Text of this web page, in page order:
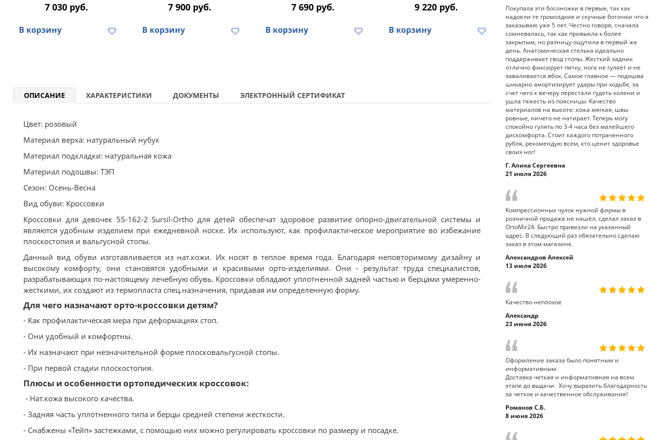
7 030 руб.
В корзину
7 900 руб.
В корзину
7 690 руб.
В корзину
9 220 руб.
В корзину
7 910 руб.
В корзину В
ОПИСАНИЕ ХАРАКТЕРИСТИКИ ДОКУМЕНТЫ ЭЛЕКТРОННЫЙ СЕРТИФИКАТ
Цвет: розовый
Материал верха: натуральный нубук
Материал подкладки: натуральная кожа
Материал подошвы: ТЭП
Сезон: Осень-Весна
Вид обуви: Кроссовки
Кроссовки для девочек 55-162-2 Sursil-Ortho для детей обеспечат здоровое развитие опорно-двигательной системы и
являются удобным изделием при ежедневной носке. Их используют, как профилактическое мероприятие во избежание
плоскостопия и вальгусной стопы.
Данный вид обуви изготавливается из нат.кожи. Их носят в теплое время года. Благодаря неповторимому дизайну и
высокому комфорту, они становятся удобными и красивыми орто-изделиями. Они - результат труда специалистов,
разрабатывающих по-настоящему лечебную обувь. Кроссовки обладают уплотненной задней частью и берцами умеренно-
жесткими, их создают из термопласта спец.назначения, придавая им определенную форму.
Для чего назначают орто-кроссовки детям?
- Как профилактическая мера при деформациях стоп.
- Они удобный и комфортны.
- Их назначают при незначительной форме плосковальгусной стопы.
- При первой стадии плоскостопия.
Плюсы и особенности ортопедических кроссовок:
- Нат.кожа высокого качества.
- Задняя часть уплотненного типа и берцы средней степени жесткости.
- Снабжены «Тейп» застежками, с помощью них можно регулировать кроссовки по размеру и посадке.
Покупала эти босоножки в первые, так как
надоели те громоздкие и скучные ботинки что я
заказываю уже 5 лет. Честно говоря, сначала
сомневалась, так как привыкла к более
закрытым, но разницу ощутила в первый же
день. Анатомическая стелька идеально
поддерживает свод стопы. Жесткий задник
отлично фиксирует пятку, нога не гуляет и не
заваливается вбок. Самое главное — подошва
шикарно амортизирует удары при ходьбе, за
счет чего к вечеру перестали гудеть колени и
ушла тяжесть из поясницы. Качество
материалов на высоте: кожа мягкая, швы
ровные, ничего не натирает. Теперь могу
спокойно гулять по 3-4 часа без малейшего
дискомфорта. Стоит каждого потраченного
рубля, рекомендую всем, кто ценит здоровье
своих ног!
Г. Алика Сергеевна
21 июля 2026
Компрессионных чулок нужной фирмы в
розничной продаже не нашёл, сделал заказ в
OrtoMir24. Быстро привезли на указанный
адрес. В следующий раз обязательно сделаю
заказ в этом магазине.
Александров Алексей
13 июля 2026
Качество неплохое
Александр
23 июня 2026
Оформление заказа было понятным и
информативным.
Доставка четкая и информативная на всем
этапе до выдачи. Хочу выразить благодарность
за четкое и качественное обслуживание!
Романов С.Б.
8 июня 2026